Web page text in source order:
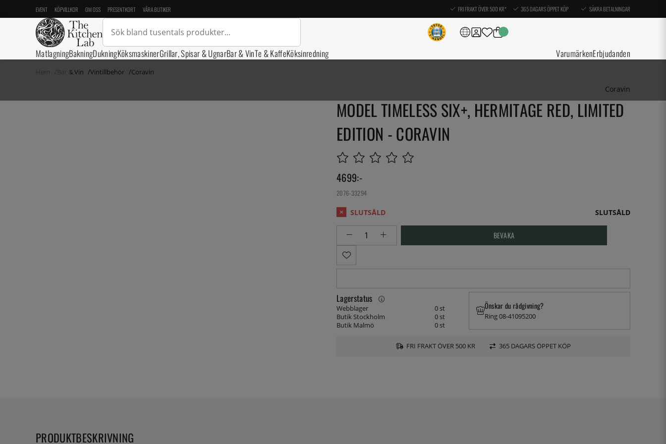
EVENT KÖPVILLKOR OM OSS PRESENTKORT VÅRA BUTIKER FRI FRAKT ÖVER 500 KR* 365 DAGARS ÖPPET KÖP SÄKRA BETALNINGAR
MatlagningBakningDukningKöksmaskinerGrillar, Spisar & UgnarBar & VinTe & KaffeKöksinredning VarumärkenErbjudanden
Bar & Vin Vintillbehör Coravin
Coravin
MODEL TIMELESS SIX+, HERMITAGE RED, LIMITED
EDITION - CORAVIN
4699:-
2076-33294
SLUTSÅLD
BEVAKA
Lagerstatus
Webblager
0 st
Butik Stockholm
0 st
Butik Malmö
0 st
Önskar du rådgivning?
Ring 08-41095200
FRI FRAKT ÖVER 500 KR 365 DAGARS ÖPPET KÖP
PRODUKTBESKRIVNING